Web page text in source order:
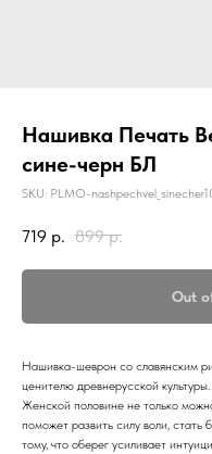
Нашивка Печать
сине-черн БЛ
SKU: PLMO-
719 р. 899 р.
Out
Нашивка-шеврон со славянским
ценителю древнерусской
Женской половине не только
поможет развить силу воли,
тому, что оберег усиливает